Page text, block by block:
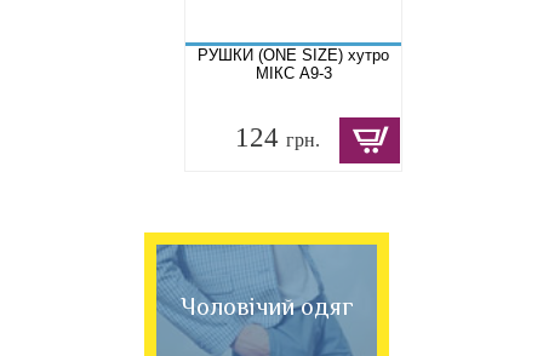
РУШКИ (ONE SIZE) хутро
МІКС A9-3
124 грн.
Чоловічий одяг